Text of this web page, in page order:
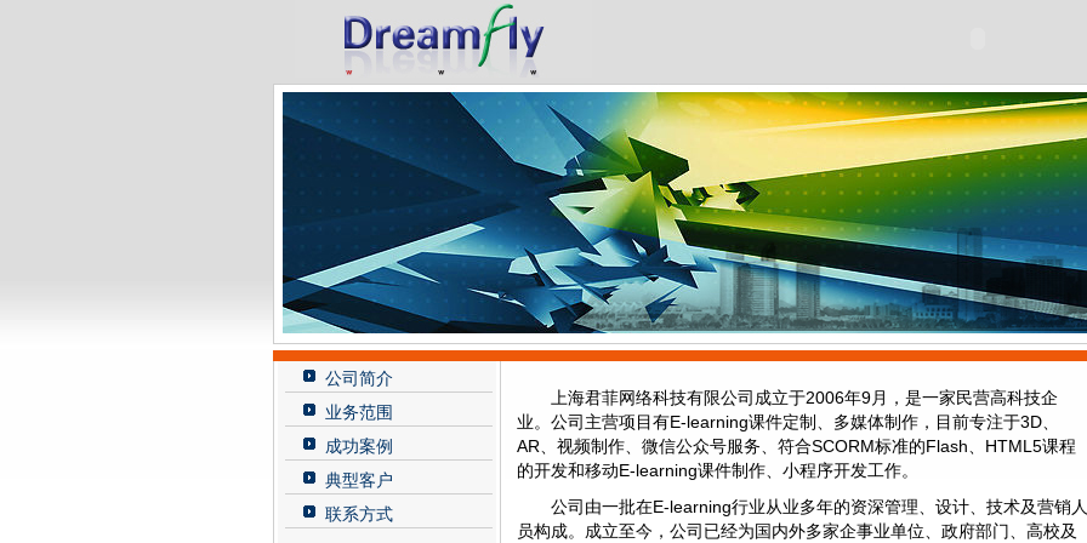
公司简介
业务范围
成功案例
典型客户
联系方式
上海君菲网络科技有限公司成立于2006年9月，是一家民营高科技企
业。公司主营项目有E-learning课件定制、多媒体制作，目前专注于3D、
AR、视频制作、微信公众号服务、符合SCORM标准的Flash、HTML5课程
的开发和移动E-learning课件制作、小程序开发工作。
公司由一批在E-learning行业从业多年的资深管理、设计、技术及营销人
员构成。成立至今，公司已经为国内外多家企事业单位、政府部门、高校及